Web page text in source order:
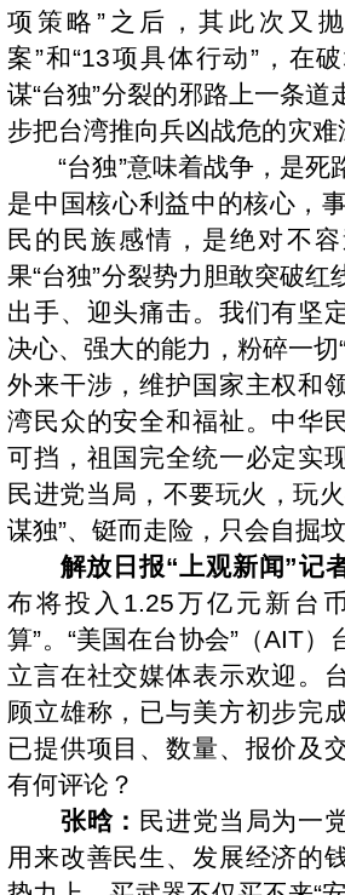
项策略”之后，其此次又
案”和“13项具体行动”，在
谋“台独”分裂的邪路上一条道
步把台湾推向兵凶战危的灾难
“台独”意味着战争，是死
是中国核心利益中的核心，
民的民族感情，是绝对不
果“台独”分裂势力胆敢突破红
出手、迎头痛击。我们有坚
决心、强大的能力，粉碎一切
外来干涉，维护国家主权和
湾民众的安全和福祉。中华
可挡，祖国完全统一必定实
民进党当局，不要玩火，玩
谋独”、铤而走险，只会自掘坟
解放日报“上观新闻”记
布将投入1.25万亿元新台
算”。“美国在台协会”（AIT）
立言在社交媒体表示欢迎。
顾立雄称，已与美方初步完
已提供项目、数量、报价及
有何评论？
张晗： 民进党当局为一
用来改善民生、发展经济的